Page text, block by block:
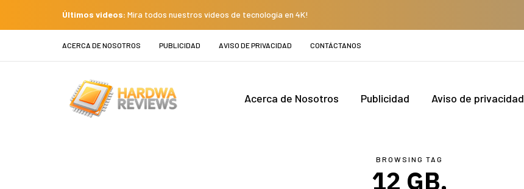
Últimos videos: Mira todos nuestros videos de tecnología en 4K!
ACERCA DE NOSOTROS PUBLICIDAD AVISO DE PRIVACIDAD CONTÁCTANOS
Acerca de Nosotros Publicidad Aviso de privacidad
BROWSING TAG
12 GB.